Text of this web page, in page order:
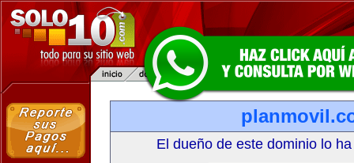
El dueño de este dominio lo